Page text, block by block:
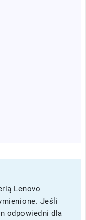
Lenovo
Jeśli
odpowiedni dla